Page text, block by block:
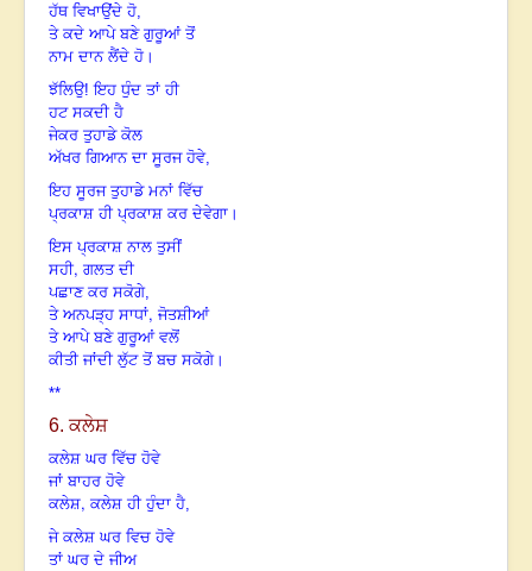
ਹੱਥ ਵਿਖਾਉਂਦੇ ਹੋ,
ਤੇ ਕਦੇ ਆਪੇ ਬਣੇ ਗੁਰੂਆਂ ਤੋਂ
ਨਾਮ ਦਾਨ ਲੈਂਦੇ ਹੋ।
ਝੱਲਿਉ! ਇਹ ਧੁੰਦ ਤਾਂ ਹੀ
ਹਟ ਸਕਦੀ ਹੈ
ਜੇਕਰ ਤੁਹਾਡੇ ਕੋਲ
ਅੱਖਰ ਗਿਆਨ ਦਾ ਸੂਰਜ ਹੋਵੇ,
ਇਹ ਸੂਰਜ ਤੁਹਾਡੇ ਮਨਾਂ ਵਿੱਚ
ਪ੍ਰਕਾਸ਼ ਹੀ ਪ੍ਰਕਾਸ਼ ਕਰ ਦੇਵੇਗਾ।
ਇਸ ਪ੍ਰਕਾਸ਼ ਨਾਲ ਤੁਸੀਂ
ਸਹੀ, ਗਲਤ ਦੀ
ਪਛਾਣ ਕਰ ਸਕੋਗੇ,
ਤੇ ਅਨਪੜ੍ਹ ਸਾਧਾਂ, ਜੋਤਸ਼ੀਆਂ
ਤੇ ਆਪੇ ਬਣੇ ਗੁਰੂਆਂ ਵਲੋਂ
ਕੀਤੀ ਜਾਂਦੀ ਲੁੱਟ ਤੋਂ ਬਚ ਸਕੋਗੇ।
**
6. ਕਲੇਸ਼
ਕਲੇਸ਼ ਘਰ ਵਿੱਚ ਹੋਵੇ
ਜਾਂ ਬਾਹਰ ਹੋਵੇ
ਕਲੇਸ਼, ਕਲੇਸ਼ ਹੀ ਹੁੰਦਾ ਹੈ,
ਜੇ ਕਲੇਸ਼ ਘਰ ਵਿਚ ਹੋਵੇ
ਤਾਂ ਘਰ ਦੇ ਜੀਅ